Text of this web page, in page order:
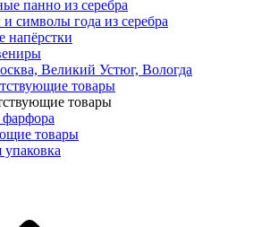
панно из серебра
символы года из серебра
напёрстки
Великий Устюг, Вологда
товары
товары
товары